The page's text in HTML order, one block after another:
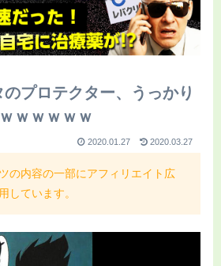
のプロテクター、うっかり
ｗｗｗｗｗ
2020.01.27 2020.03.27
の内容の一部にアフィリエイト広
しています。